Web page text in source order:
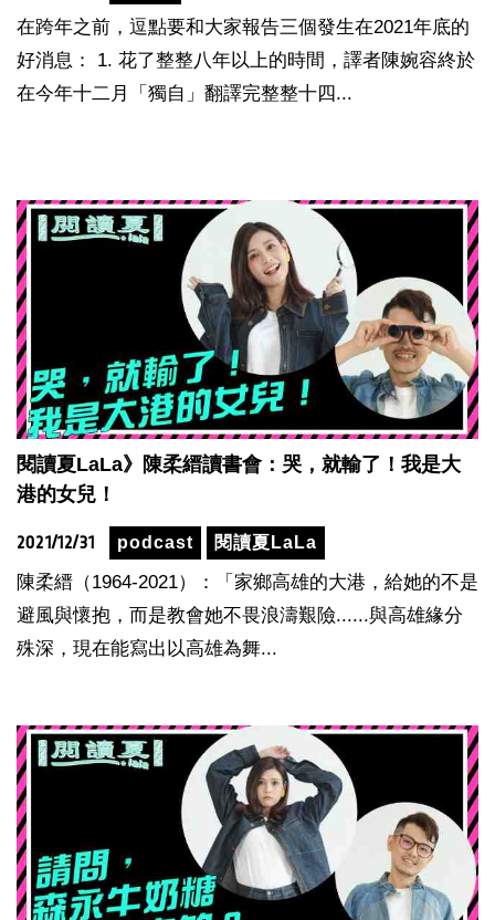
在跨年之前，逗點要和大家報告三個發生在2021年底的
好消息： 1. 花了整整八年以上的時間，譯者陳婉容終於
在今年十二月「獨自」翻譯完整整十四...
閱讀夏LaLa》陳柔縉讀書會：哭，就輸了！我是大
港的女兒！
2021/12/31 podcast 閱讀夏LaLa
陳柔縉（1964-2021）：「家鄉高雄的大港，給她的不是
避風與懷抱，而是教會她不畏浪濤艱險......與高雄緣分
殊深，現在能寫出以高雄為舞...